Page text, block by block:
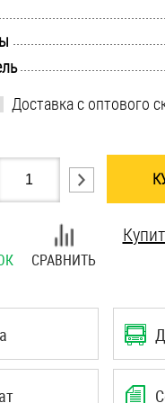
пальцы
Доставка с оптового
СРАВНИТЬ